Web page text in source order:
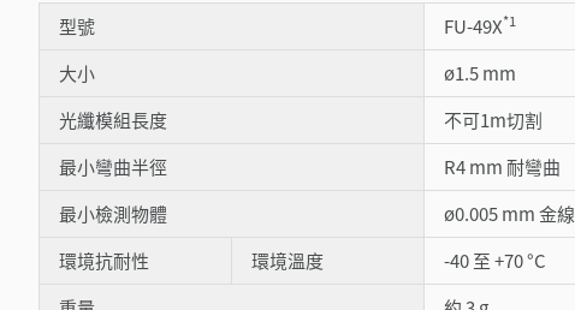
型號 FU-49X*1
大小
ø1.5 mm
光纖模組長度
不可1m切割
最小彎曲半徑
R4 mm 耐彎曲
最小檢測物體
ø0.005 mm 金線
環境抗耐性 環境溫度
-40 至 +70 °C